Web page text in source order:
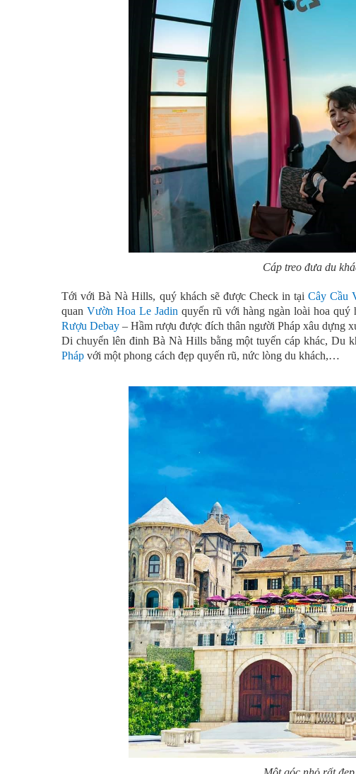
Cáp treo đưa du
Tới với Bà Nà Hills, quý khách sẽ được Check in tạiCây Cầu
quanVườn Hoa Le Jadin quyến rũ với hàng ngàn loài hoa quý
Rượu Debay – Hầm rượu được đích thân người Pháp xâu dựng
Di chuyển lên đinh Bà Nà Hills bằng một tuyến cáp khác, Du
Pháp với một phong cách đẹp quyến rũ, nức lòng du khách,…